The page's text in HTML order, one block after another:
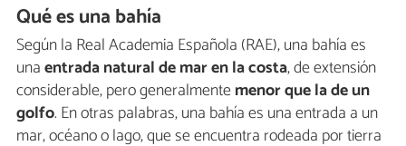
Qué es una bahía
Según la Real Academia Española (RAE), una bahía es
unaentrada natural de mar en la costa, de extensión
considerable, pero generalmentemenor que la de un
golfo. En otras palabras, una bahía es una entrada a un
mar, océano o lago, que se encuentra rodeada por tierra